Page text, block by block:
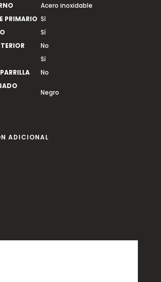
Acero inoxidable
PRIMARIO Sí
Sí
No
Sí
No
Negro
ADICIONAL